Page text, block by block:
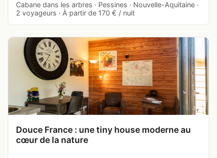
Cabane dans les arbres · Pessines · Nouvelle-Aquitaine ·
2 voyageurs · À partir de 170 € / nuit
Douce France : une tiny house moderne au
cœur de la nature